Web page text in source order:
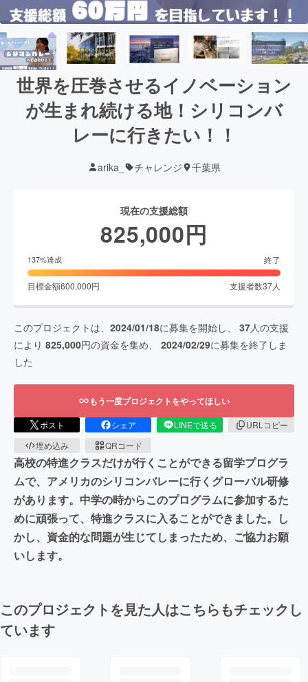
世界を圧巻させるイノベーション
が生まれ続ける地！シリコンバ
レーに行きたい！！
arika_ チャレンジ 千葉県
現在の支援総額
825,000円
137%達成 終了
目標金額600,000円 支援者数37人
このプロジェクトは、 2024/01/18に募集を開始し、 37人の支援
により 825,000円の資金を集め、 2024/02/29に募集を終了しま
した
もう一度プロジェクトをやってほしい
ポスト シェア LINEで送る
URLコピー
埋め込み
QRコード
高校の特進クラスだけが行くことができる留学プログラ
ムで、アメリカのシリコンバレーに行くグローバル研修
があります。中学の時からこのプログラムに参加するた
めに頑張って、特進クラスに入ることができました。し
かし、資金的な問題が生じてしまったため、ご協力お願
いします。
このプロジェクトを見た人はこちらもチェックし
ています